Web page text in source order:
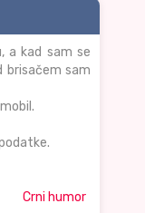
a kad sam se
brisačem sam
Crni humor